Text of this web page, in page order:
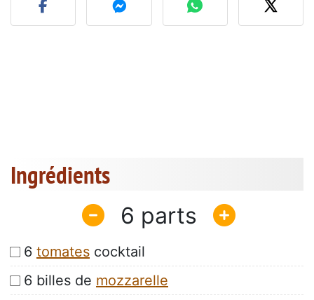
Ingrédients
6
6 tomates cocktail
6 billes de mozzarelle